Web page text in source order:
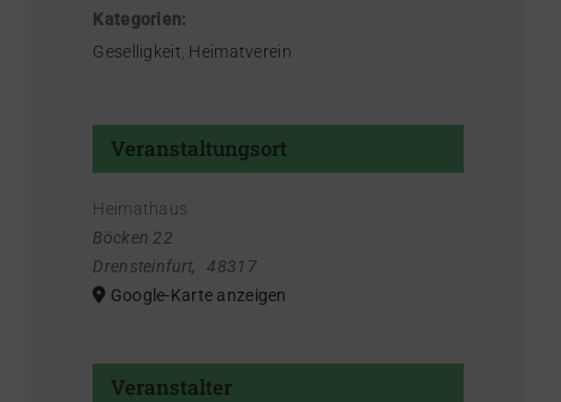
Kategorien:
Geselligkeit Heimatverein
Veranstaltungsort
Heimathaus
Böcken 22
Drensteinfurt,
48317
Google-Karte anzeigen
Veranstalter